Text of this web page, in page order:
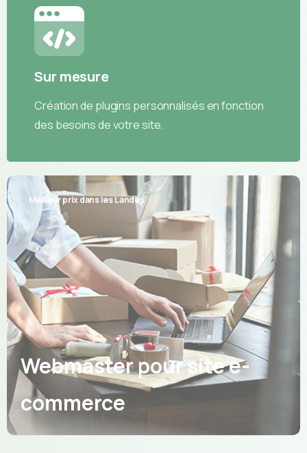
Sur mesure
Création de plugins personnalisés en fonction
des besoins de votre site.
Meilleur prix dans les Landes
Webmaster pour site e-
commerce